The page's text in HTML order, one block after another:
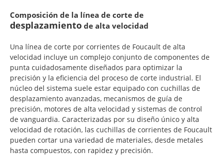
Composición de la línea de corte de
desplazamiento de alta velocidad
Una línea de corte por corrientes de Foucault de alta
velocidad incluye un complejo conjunto de componentes de
punta cuidadosamente diseñados para optimizar la
precisión y la eficiencia del proceso de corte industrial. El
núcleo del sistema suele estar equipado con cuchillas de
desplazamiento avanzadas, mecanismos de guía de
precisión, motores de alta velocidad y sistemas de control
de vanguardia. Caracterizadas por su diseño único y alta
velocidad de rotación, las cuchillas de corrientes de Foucault
pueden cortar una variedad de materiales, desde metales
hasta compuestos, con rapidez y precisión.